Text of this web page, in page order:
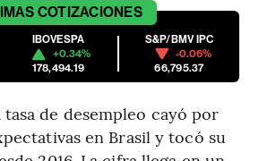
COTIZACIONES
IBOVESPA
+0.34%
178,494.19
S&P/BMV IPC
-0.06%
66,795.37
de desempleo cayó por
en Brasil y tocó su